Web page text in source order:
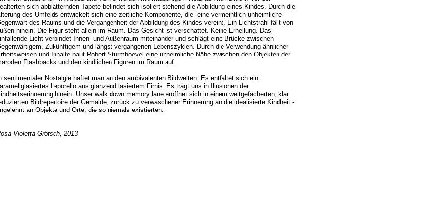
sich abblätternden Tapete befindet sich isoliert stehend die Abbildung eines Kindes. Durch die
des Umfelds entwickelt sich eine zeitliche Komponente, die eine vermeintlich unheimliche
des Raums und die Vergangenheit der Abbildung des Kindes vereint. Ein Lichtstrahl fällt von
hinein. Die Figur steht allein im Raum. Das Gesicht ist verschattet. Keine Erhellung. Das
Licht verbindet Innen- und Außenraum miteinander und schlägt eine Brücke zwischen
Zukünftigem und längst vergangenen Lebenszyklen. Durch die Verwendung ähnlicher
und Inhalte baut Robert Sturmhoevel eine unheimliche Nähe zwischen den Objekten der
Flashbacks und den kindlichen Figuren im Raum auf.
sentimentaler Nostalgie haftet man an den ambivalenten Bildwelten. Es entfaltet sich ein
Leporello aus glänzend lasiertem Firnis. Es trägt uns in Illusionen der
hinein. Unser walk down memory lane eröffnet sich in einem weitgefächerten, klar
Bildrepertoire der Gemälde, zurück zu verwaschener Erinnerung an die idealisierte Kindheit -
an Objekte und Orte, die so niemals existierten.
Violetta Grötsch, 2013